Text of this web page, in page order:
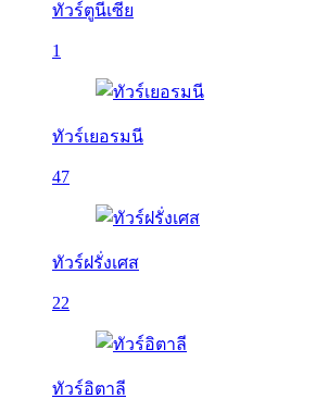
ทัวร์ตูนีเซีย
1
ทัวร์เยอรมนี
47
ทัวร์ฝรั่งเศส
22
ทัวร์อิตาลี